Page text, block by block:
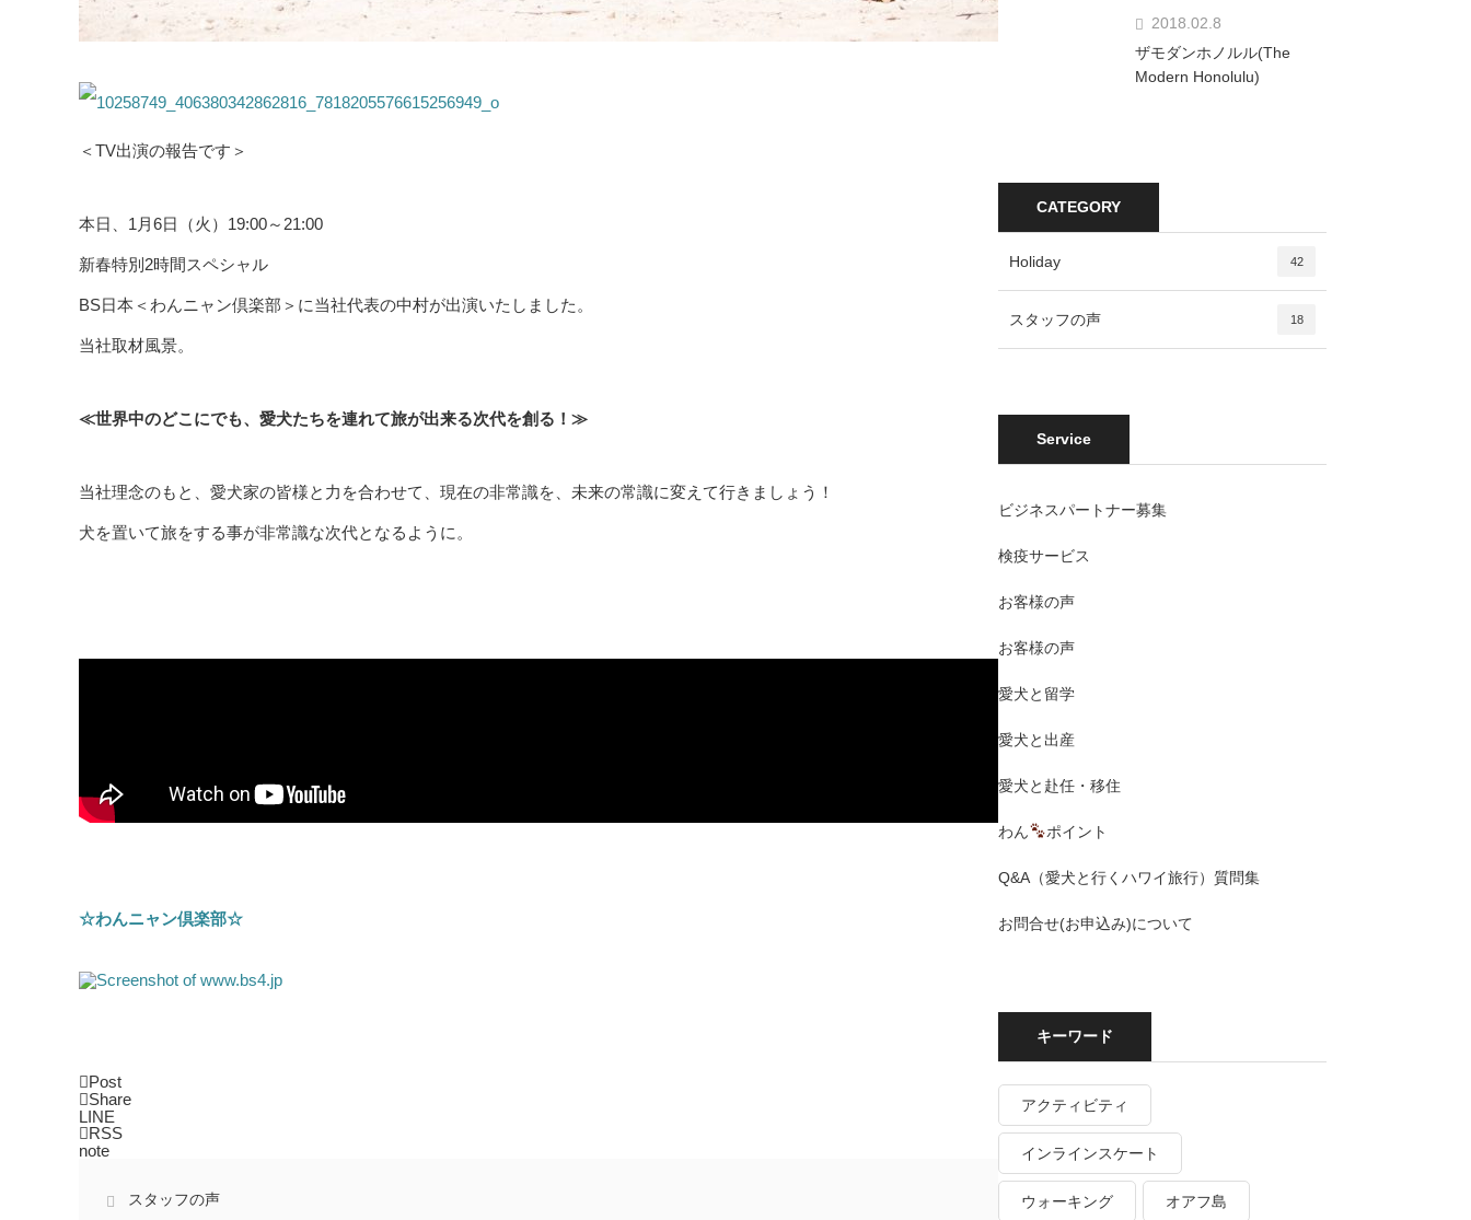
＜TV出演の報告です＞
本日、1月6日（火）19:00～21:00
新春特別2時間スペシャル
BS日本＜わんニャン倶楽部＞に当社代表の中村が出演いたしました。
当社取材風景。
≪世界中のどこにでも、愛犬たちを連れて旅が出来る次代を創る！≫
当社理念のもと、愛犬家の皆様と力を合わせて、現在の非常識を、未来の常識に変えて行きましょう！
犬を置いて旅をする事が非常識な次代となるように。
☆わんニャン倶楽部☆
Post
Share
LINE
RSS
note
スタッフの声
2018.02.8
ザモダンホノルル(The
Modern Honolulu)
CATEGORY
Holiday 42
スタッフの声 18
Service
ビジネスパートナー募集
検疫サービス
お客様の声
お客様の声
愛犬と留学
愛犬と出産
愛犬と赴任・移住
わん ポイント
Q&A（愛犬と行くハワイ旅行）質問集
お問合せ(お申込み)について
キーワード
アクティビティ
インラインスケート
ウォーキング オアフ島